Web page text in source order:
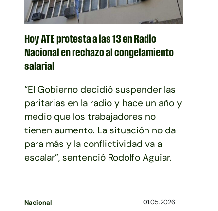
Hoy ATE protesta a las 13 en Radio
Nacional en rechazo al congelamiento
salarial
“El Gobierno decidió suspender las
paritarias en la radio y hace un año y
medio que los trabajadores no
tienen aumento. La situación no da
para más y la conflictividad va a
escalar”, sentenció Rodolfo Aguiar.
Nacional 01.05.2026